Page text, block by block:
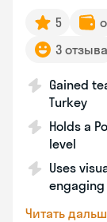
5
3 отзыва
Gained
Turkey
Holds a
level
Uses
engaging
Читать